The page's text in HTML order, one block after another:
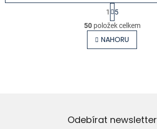
O
v
l
á
v
k
S
t
r
á
n
k
1
5
50položek celkem
NAHORU
Odebírat newsletter